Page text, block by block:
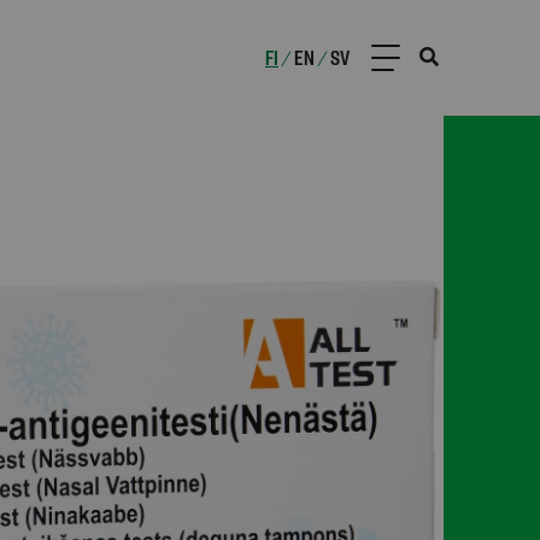
FI /EN /SV